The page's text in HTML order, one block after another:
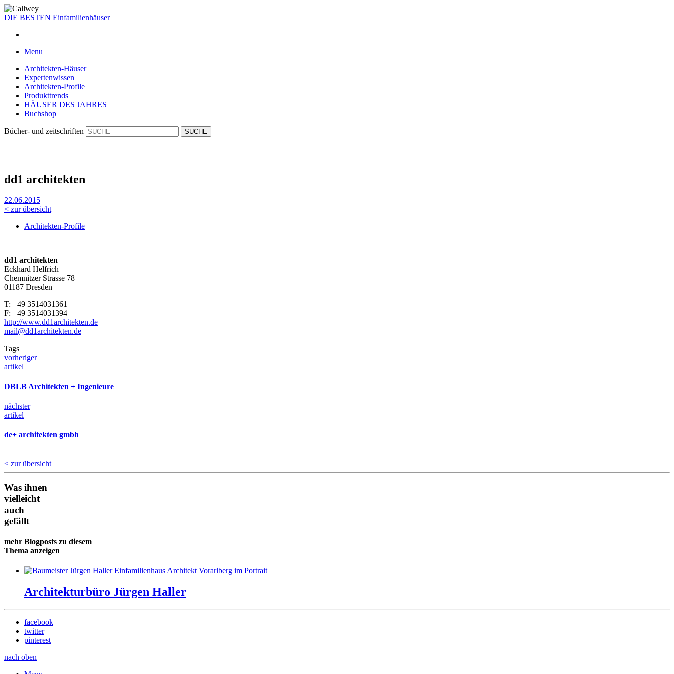
DIE BESTEN Einfamilienhäuser
Menu
Architekten-Häuser
Expertenwissen
Architekten-Profile
Produkttrends
HÄUSER DES JAHRES
Buchshop
Bücher- und zeitschriften
dd1 ar­chi­tek­ten
22.06.2015
< zur übersicht
Architekten-Profile
dd1 architekten
Eckhard Helfrich
Chemnitzer Strasse 78
01187 Dresden
T: +49 3514031361
F: +49 3514031394
http://www.dd1architekten.de
mail@dd1architekten.de
Tags
vorheriger
artikel
DBLB Ar­chi­tek­ten + In­g­e­nieu­re
nächster
artikel
de+ ar­chi­tek­ten gmbh
< zur übersicht
Was ihnen
vielleicht
auch
gefällt
mehr Blogposts zu diesem
Thema anzeigen
Architekturbüro Jürgen Haller
facebook
twitter
pinterest
nach oben